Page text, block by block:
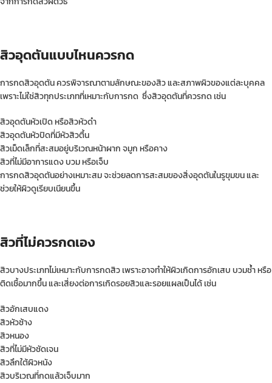
สิวอุดตันแบบไหนควรกด
การกดสิวอุดตัน ควรพิจารณาตามลักษณะของสิว และสภาพผิวของแต่ละบุคคล
เพราะไม่ใช่สิวทุกประเภทที่เหมาะกับการกด ซึ่งสิวอุดตันที่ควรกด เช่น
สิวอุดตันหัวเปิด หรือสิวหัวดำ
สิวอุดตันหัวปิดที่มีหัวสิวตื้น
สิวเม็ดเล็กที่สะสมอยู่บริเวณหน้าผาก จมูก หรือคาง
สิวที่ไม่มีอาการแดง บวม หรือเจ็บ
การกดสิวอุดตันอย่างเหมาะสม จะช่วยลดการสะสมของสิ่งอุดตันในรูขุมขน และ
ช่วยให้ผิวดูเรียบเนียนขึ้น
สิวที่ไม่ควรกดเอง
สิวบางประเภทไม่เหมาะกับการกดสิว เพราะอาจทำให้ผิวเกิดการอักเสบ บวมช้ำ หรือ
ติดเชื้อมากขึ้น และเสี่ยงต่อการเกิดรอยสิวและรอยแผลเป็นได้ เช่น
สิวอักเสบแดง
สิวหัวช้าง
สิวหนอง
สิวที่ไม่มีหัวชัดเจน
สิวลึกใต้ผิวหนัง
สิวบริเวณที่กดแล้วเจ็บมาก